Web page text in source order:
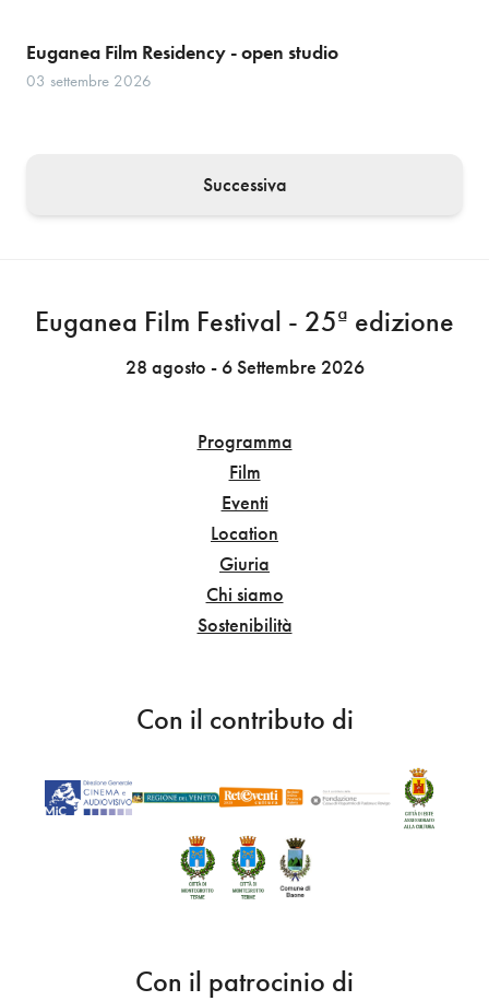
Euganea Film Residency - open studio
03 settembre 2026
Successiva
Euganea Film Festival - 25ª edizione
28 agosto - 6 Settembre 2026
Programma
Film
Eventi
Location
Giuria
Chi siamo
Sostenibilità
Con il contributo di
Con il patrocinio di